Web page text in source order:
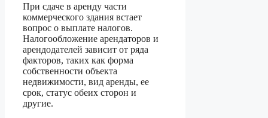
При сдаче в аренду части
коммерческого здания встает
вопрос о выплате налогов.
Налогообложение арендаторов и
арендодателей зависит от ряда
факторов, таких как форма
собственности объекта
недвижимости, вид аренды, ее
срок, статус обеих сторон и
другие.